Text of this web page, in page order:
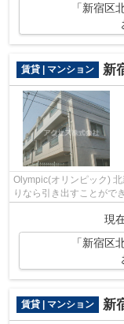
「新宿区
賃貸 | マンション 新
Olympic(オリンピック)
りなら引き出すことがで
徒歩8分の駅近物件はい
現
「新宿区
賃貸 | マンション 新